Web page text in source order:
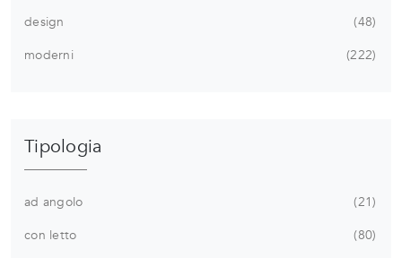
design
48
moderni
222
Tipologia
ad angolo
21
con letto
80